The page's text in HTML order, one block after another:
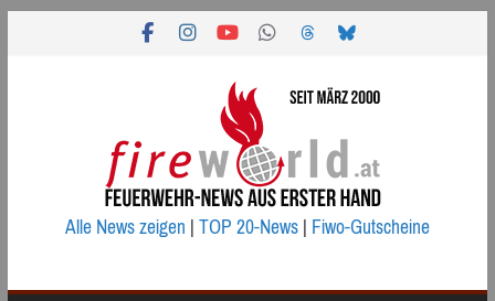
Alle News zeigen|TOP 20-News|Fiwo-Gutscheine